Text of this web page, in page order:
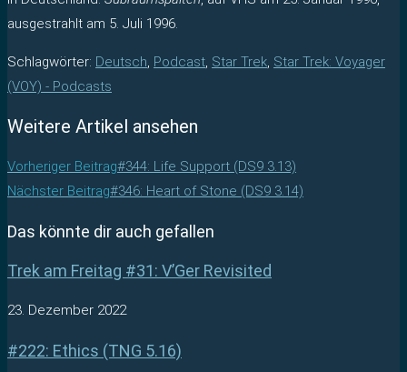
ausgestrahlt am 5. Juli 1996.
Schlagwörter: Deutsch, Podcast, Star Trek, Star Trek: Voyager
(VOY) - Podcasts
Weitere Artikel ansehen
Vorheriger Beitrag#344: Life Support (DS9 3.13)
Nächster Beitrag#346: Heart of Stone (DS9 3.14)
Das könnte dir auch gefallen
Trek am Freitag #31: V’Ger Revisited
23. Dezember 2022
#222: Ethics (TNG 5.16)